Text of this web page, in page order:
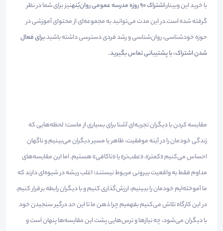
با خرید این وبینار،اشتراک ۹۰ روزه مدرسه عمومی روان‌بُنه
نیز برای شما در نظر
گرفته شده است.در این مدت می‌توانید به مجموعه‌ای از محتوای آموزشی در
حوزه خودشناسی، روان‌شناسی و رشد فردی دسترسی داشته باشید.برای فعال
شدن اشتراک، با پشتیبانی تماس بگیرید.
مقایسه کردن با دیگران تجربه‌ای آشنا برای بسیاری از ماست؛ لحظه‌هایی که
زندگی خودمان را در آینه موفقیت، ظاهر یا مسیر دیگران می‌بینیم و ناگهان
احساس می‌کنیم «کمتر»، «عقب‌تر» یا «ناکافی» هستیم. اما این مقایسه‌های
مداوم فقط به واقعیت بیرونی مربوط نیستند؛ اغلب ریشه در شیوه‌ای دارند که
ما آموخته‌ایم خودمان را ببینیم، ارزش‌گذاری کنیم و با دیگران رابطه برقرار کنیم.
در این کارگاه تلاش می‌کنیم بفهمیم چرا ذهن ما تا این حد درگیر سنجیدن خود
با دیگران می‌شود، چه نیازها و ترس‌هایی پشت این مقایسه‌ها پنهان است و